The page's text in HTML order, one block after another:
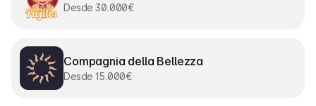
Desde 30.000€
Compagnia della Bellezza
Desde 15.000€